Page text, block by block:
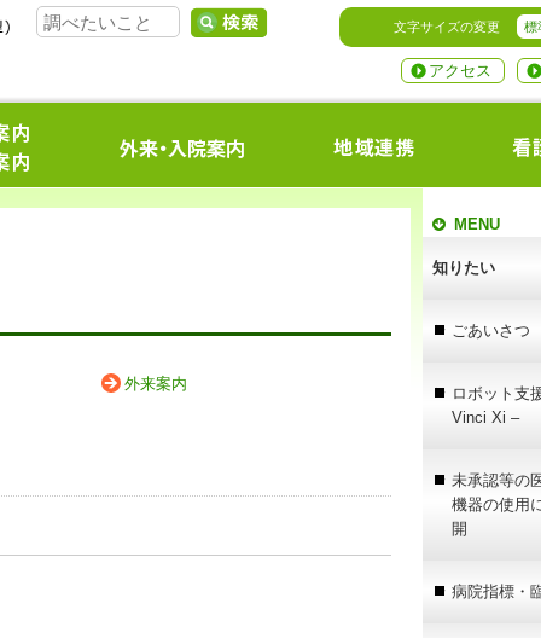
文字サイズの変更 標
アクセス
外来案内
MENU
知りたい
ごあいさつ
ロボット支
Vinci Xi –
未承認等の
機器の使用
開
病院指標・